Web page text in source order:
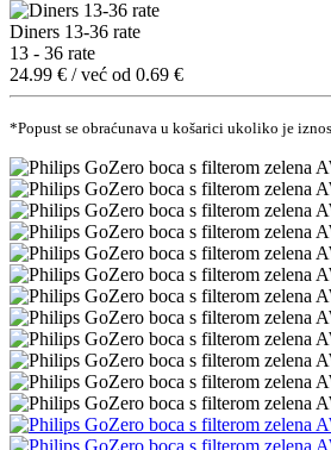
Diners 13-36 rate
13 - 36 rate
24.99 € / već od 0.69 €
*Popust se obraćunava u košarici ukoliko je